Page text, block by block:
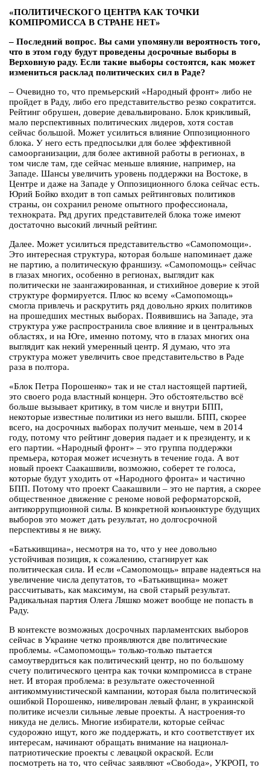
«ПОЛИТИЧЕСКОГО ЦЕНТРА КАК ТОЧКИ
КОМПРОМИССА В СТРАНЕ НЕТ»
– Последний вопрос. Вы сами упомянули вероятность того,
что в этом году будут проведены досрочные выборы в
Верховную раду. Если такие выборы состоятся, как может
измениться расклад политических сил в Раде?
– Очевидно то, что премьерский «Народный фронт» либо не
пройдет в Раду, либо его представительство резко сократится.
Рейтинг обрушен, доверие девальвировано. Блок крикливый,
мало перспективных политических лидеров, хотя состав
сейчас большой. Может усилиться влияние Оппозиционного
блока. У него есть предпосылки для более эффективной
самоорганизации, для более активной работы в регионах, в
том числе там, где сейчас меньше влияние, например, на
Западе. Шансы увеличить уровень поддержки на Востоке, в
Центре и даже на Западе у Оппозиционного блока сейчас есть.
Юрий Бойко входит в топ самых рейтинговых политиков
страны, он сохранил реноме опытного профессионала,
технократа. Ряд других представителей блока тоже имеют
достаточно высокий личный рейтинг.
Далее. Может усилиться представительство «Самопомощи».
Это интересная структура, которая больше напоминает даже
не партию, а политическую франшизу. «Самопомощь» сейчас
в глазах многих, особенно в регионах, выглядит как
политически не заангажированная, и стихийное доверие к этой
структуре формируется. Плюс ко всему «Самопомощь»
смогла привлечь и раскрутить ряд довольно ярких политиков
на прошедших местных выборах. Появившись на Западе, эта
структура уже распространила свое влияние и в центральных
областях, и на Юге, именно потому, что в глазах многих она
выглядит как некий умеренный центр. Я думаю, что эта
структура может увеличить свое представительство в Раде
раза в полтора.
«Блок Петра Порошенко» так и не стал настоящей партией,
это своего рода властный концерн. Это обстоятельство всё
больше вызывает критику, в том числе и внутри БПП,
некоторые известные политики из него вышли. БПП, скорее
всего, на досрочных выборах получит меньше, чем в 2014
году, потому что рейтинг доверия падает и к президенту, и к
его партии. «Народный фронт» – это группа поддержки
премьера, которая может исчезнуть в течение года. А вот
новый проект Саакашвили, возможно, соберет те голоса,
которые будут уходить от «Народного фронта» и частично
БПП. Потому что проект Саакашвили – это не партия, а скорее
общественное движение с реноме новой реформаторской,
антикоррупционной силы. В конкретной конъюнктуре будущих
выборов это может дать результат, но долгосрочной
перспективы я не вижу.
«Батькивщина», несмотря на то, что у нее довольно
устойчивая позиция, к сожалению, стагнирует как
политическая сила. И если «Самопомощь» вправе надеяться на
увеличение числа депутатов, то «Батькивщина» может
рассчитывать, как максимум, на свой старый результат.
Радикальная партия Олега Ляшко может вообще не попасть в
Раду.
В контексте возможных досрочных парламентских выборов
сейчас в Украине четко проявляются две политические
проблемы. «Самопомощь» только-только пытается
самоутвердиться как политический центр, но по большому
счету политического центра как точки компромисса в стране
нет. И вторая проблема: в результате ожесточенной
антикоммунистической кампании, которая была политической
ошибкой Порошенко, нивелирован левый фланг, в украинской
политике исчезли сильные левые проекты. А настроения-то
никуда не делись. Многие избиратели, которые сейчас
судорожно ищут, кого же поддержать, и кто соответствует их
интересам, начинают обращать внимание на национал-
патриотические проекты с левацкой окраской. Если
посмотреть на то, что сейчас заявляют «Свобода», УКРОП, то